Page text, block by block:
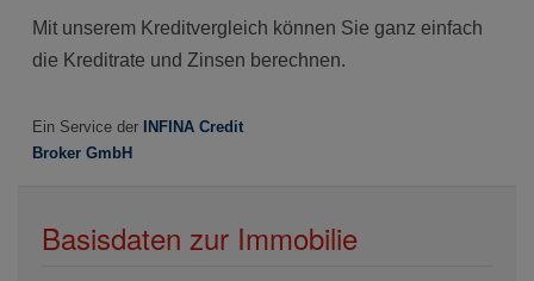
Basisdaten zur Immobilie